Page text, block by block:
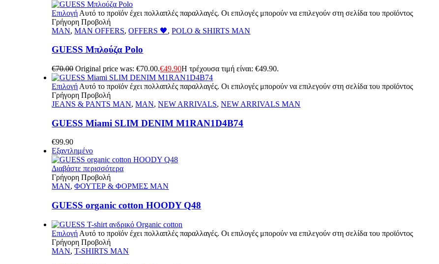
Επιλογή Αυτό το προϊόν έχει πολλαπλές παραλλαγές. Οι επιλογές μπορούν να επιλεγούν στη σελίδα του προϊόντος
Γρήγορη Προβολή
MAN,MAN OFFERS,OFFERS 🖤,POLO & SHIRTS MAN
GUESS Μπλούζα Polo
€70.00 Original price was: €70.00.€49.90Η τρέχουσα τιμή είναι: €49.90.
Επιλογή Αυτό το προϊόν έχει πολλαπλές παραλλαγές. Οι επιλογές μπορούν να επιλεγούν στη σελίδα του προϊόντος
Γρήγορη Προβολή
JEANS & PANTS MAN,MAN,NEW ARRIVALS,NEW ARRIVALS MAN
GUESS Miami SLIM DENIM M1RAN1D4B74
€99.90
Εξαντλημένο
Διαβάστε περισσότερα
Γρήγορη Προβολή
MAN,ΦΟΥΤΕΡ & ΦΟΡΜΕΣ MAN
GUESS organic cotton HOODY Q48
Επιλογή Αυτό το προϊόν έχει πολλαπλές παραλλαγές. Οι επιλογές μπορούν να επιλεγούν στη σελίδα του προϊόντος
Γρήγορη Προβολή
MAN,T-SHIRTS MAN